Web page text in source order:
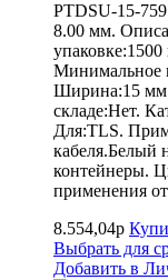
PTDSU-15-
8.00 мм.
Минимальное
Ширина:15
складе:Нет.
Для:TLS.
кабеля.Белый
контейнеры.
применения
8.554,04р
Выбрать для
Добавить в